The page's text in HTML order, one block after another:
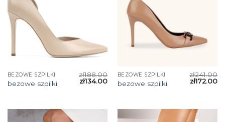
BEZOWE SZPILKI
bezowe szpilki
zł188.00
zł134.00
BEZOWE SZPILKI
bezowe szpilki
zł241.00
zł172.00